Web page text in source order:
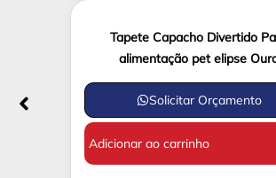
Tapete Capacho Divertido
alimentação pet elipse
Solicitar Orçamento
Adicionar ao carrinho